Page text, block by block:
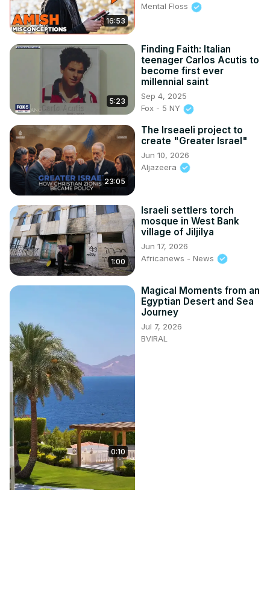
16:53
Mental Floss
5:23
Finding Faith: Italian
teenager Carlos Acutis to
become first ever
millennial saint
Sep 4, 2025
Fox - 5 NY
23:05
The Irseaeli project to
create "Greater Israel"
Jun 10, 2026
Aljazeera
1:00
Israeli settlers torch
mosque in West Bank
village of Jiljilya
Jun 17, 2026
Africanews - News
0:10
Magical Moments from an
Egyptian Desert and Sea
Journey
Jul 7, 2026
BVIRAL